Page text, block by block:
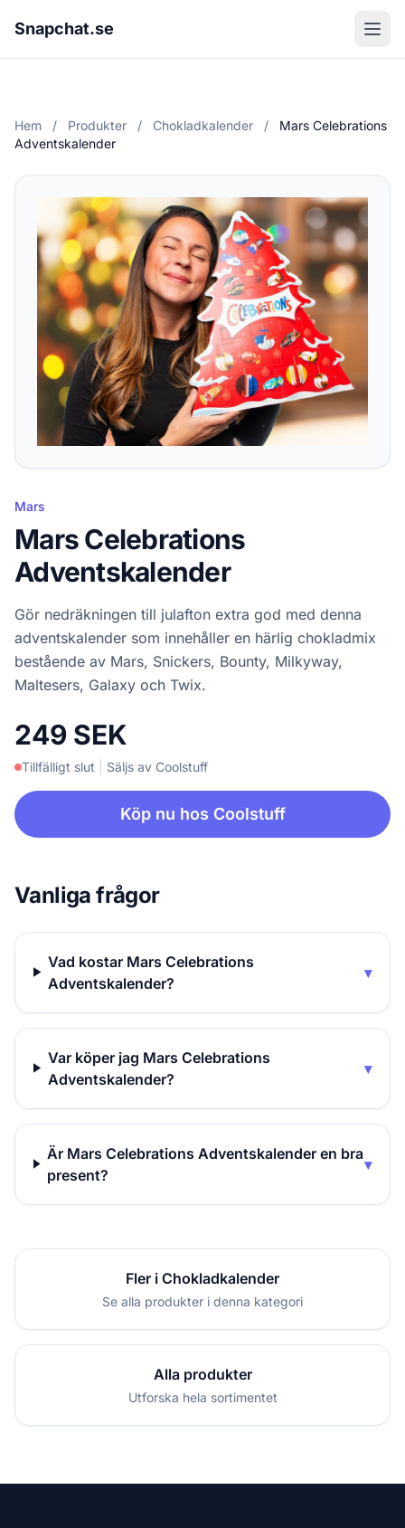
Snapchat.se
Hem / Produkter / Chokladkalender /
Mars Celebrations
Adventskalender
Mars
Mars Celebrations
Adventskalender
Gör nedräkningen till julafton extra god med denna
adventskalender som innehåller en härlig chokladmix
bestående av Mars, Snickers, Bounty, Milkyway,
Maltesers, Galaxy och Twix.
249 SEK
Tillfälligt slut Säljs av Coolstuff
Köp nu hos Coolstuff
Vanliga frågor
Vad kostar Mars Celebrations
Adventskalender?
▾
Var köper jag Mars Celebrations
Adventskalender?
▾
Är Mars Celebrations Adventskalender en bra
present?
▾
Fler i Chokladkalender
Se alla produkter i denna kategori
Alla produkter
Utforska hela sortimentet